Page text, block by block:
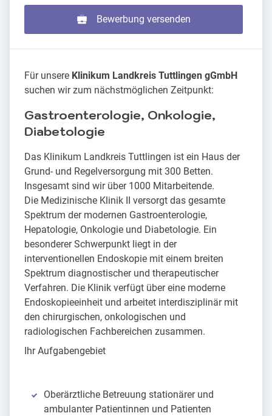
Bewerbung versenden
Für unsere Klinikum Landkreis Tuttlingen gGmbH
suchen wir zum nächstmöglichen Zeitpunkt:
Gastroenterologie, Onkologie,
Diabetologie
Das Klinikum Landkreis Tuttlingen ist ein Haus der
Grund- und Regelversorgung mit 300 Betten.
Insgesamt sind wir über 1000 Mitarbeitende.
Die Medizinische Klinik II versorgt das gesamte
Spektrum der modernen Gastroenterologie,
Hepatologie, Onkologie und Diabetologie. Ein
besonderer Schwerpunkt liegt in der
interventionellen Endoskopie mit einem breiten
Spektrum diagnostischer und therapeutischer
Verfahren. Die Klinik verfügt über eine moderne
Endoskopieeinheit und arbeitet interdisziplinär mit
den chirurgischen, onkologischen und
radiologischen Fachbereichen zusammen.
Ihr Aufgabengebiet
Oberärztliche Betreuung stationärer und
ambulanter Patientinnen und Patienten